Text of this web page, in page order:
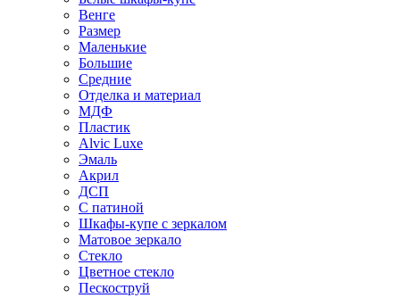
Венге
Размер
Маленькие
Большие
Средние
Отделка и материал
МДФ
Пластик
Alvic Luxe
Эмаль
Акрил
ДСП
С патиной
Шкафы-купе с зеркалом
Матовое зеркало
Стекло
Цветное стекло
Пескоструй